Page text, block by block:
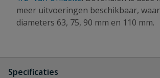
meer uitvoeringen beschikbaar,
diameters 63, 75, 90 mm en 110 mm.
Specificaties